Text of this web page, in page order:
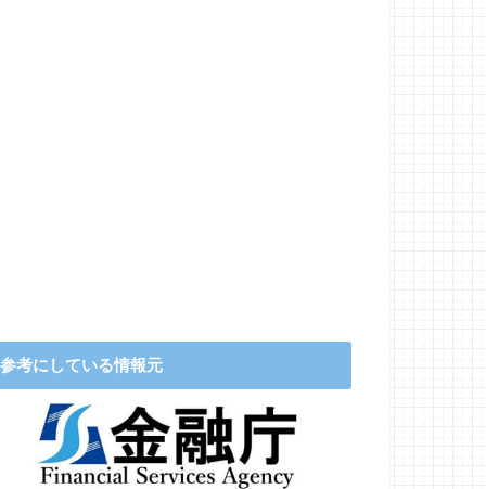
参考にしている情報元